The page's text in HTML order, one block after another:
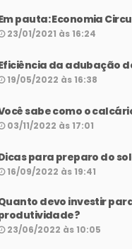
pauta: Economia
23/01/2021 às 16:24
da adubação
19/05/2022 às 16:38
sabe como o
03/11/2022 às 17:01
para preparo do
16/09/2022 às 19:41
devo investir
23/06/2022 às 10:05